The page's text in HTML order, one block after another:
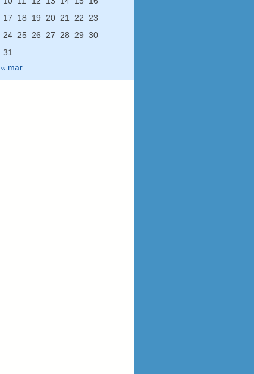
17
18 19 20 21 22
23
24 25 26 27 28 29 30
31
« mar